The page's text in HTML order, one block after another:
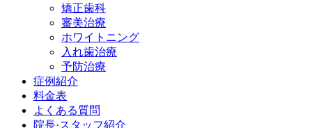
矯正歯科
審美治療
ホワイトニング
入れ歯治療
予防治療
症例紹介
料金表
よくある質問
院長·スタッフ紹介